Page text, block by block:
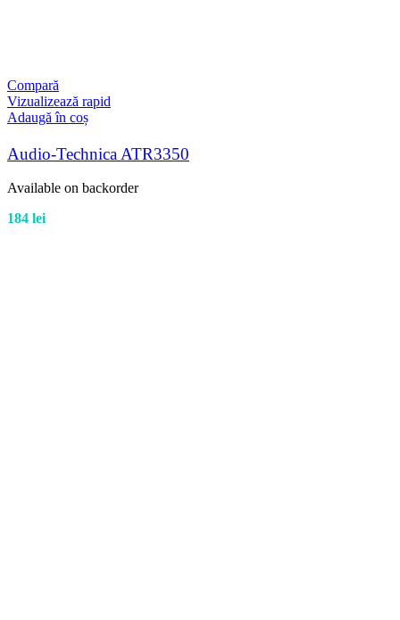
Compară
Vizualizează rapid
Adaugă în coș
Audio-Technica ATR3350
Available on backorder
184 lei